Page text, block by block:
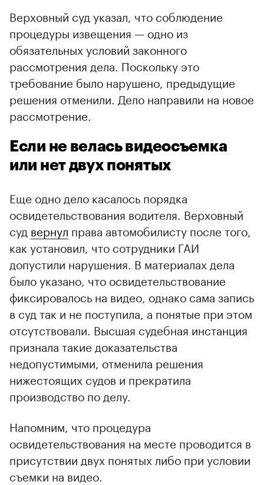
Верховный суд указал, что соблюдение
процедуры извещения — одно из
обязательных условий законного
рассмотрения дела. Поскольку это
требование было нарушено, предыдущие
решения отменили. Дело направили на новое
рассмотрение.
Если не велась видеосъемка
или нет двух понятых
Еще одно дело касалось порядка
освидетельствования водителя. Верховный
суд вернул права автомобилисту после того,
как установил, что сотрудники ГАИ
допустили нарушения. В материалах дела
было указано, что освидетельствование
фиксировалось на видео, однако сама запись
в суд так и не поступила, а понятые при этом
отсутствовали. Высшая судебная инстанция
признала такие доказательства
недопустимыми, отменила решения
нижестоящих судов и прекратила
производство по делу.
Напомним, что процедура
освидетельствования на месте проводится в
присутствии двух понятых либо при условии
съемки на видео.